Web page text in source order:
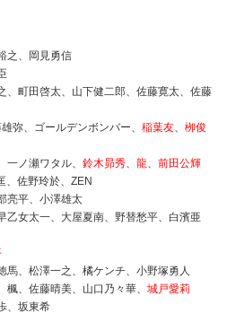
之、岡見勇信
、町田啓太、山下健二郎、佐藤寛太、佐藤
弥、ゴールデンボンバー、稲葉友、栁俊
一ノ瀬ワタル、鈴木昴秀、龍、前田公輝
、佐野玲於、ZEN
亮平、小澤雄太
乙女太一、大屋夏南、野替愁平、白濱亜
馬、松澤一之、橘ケンチ、小野塚勇人
楓、佐藤晴美、山口乃々華、城戸愛莉
、坂東希